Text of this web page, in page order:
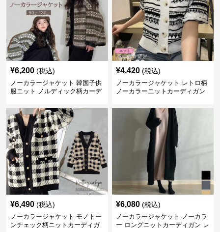
¥6,200 (税込)
ノーカラージャケット 韓国子供
服ニット ノルディック柄カーデ
¥4,420 (税込)
ノーカラージャケット レトロ柄
ノーカラーニットカーディガン
¥6,490 (税込)
ノーカラージャケット モノトー
ンチェック柄ニットカーディガ
¥6,080 (税込)
ノーカラージャケット ノーカラ
ー ロングニットカーディガン レ